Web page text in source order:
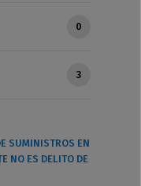
0
3
SUMINISTROS EN
NO ES DELITO DE